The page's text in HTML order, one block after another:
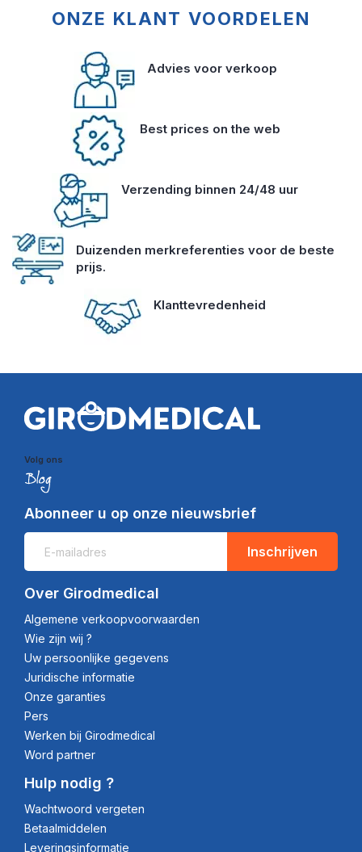
ONZE KLANT VOORDELEN
Advies voor verkoop
Best prices on the web
Verzending binnen 24/48 uur
Duizenden merkreferenties voor de beste
prijs.
Klanttevredenheid
Volg ons
Abonneer u op onze nieuwsbrief
Inschrijven
Over Girodmedical
Algemene verkoopvoorwaarden
Wie zijn wij ?
Uw persoonlijke gegevens
Juridische informatie
Onze garanties
Pers
Werken bij Girodmedical
Word partner
Hulp nodig ?
Wachtwoord vergeten
Betaalmiddelen
Leveringsinformatie